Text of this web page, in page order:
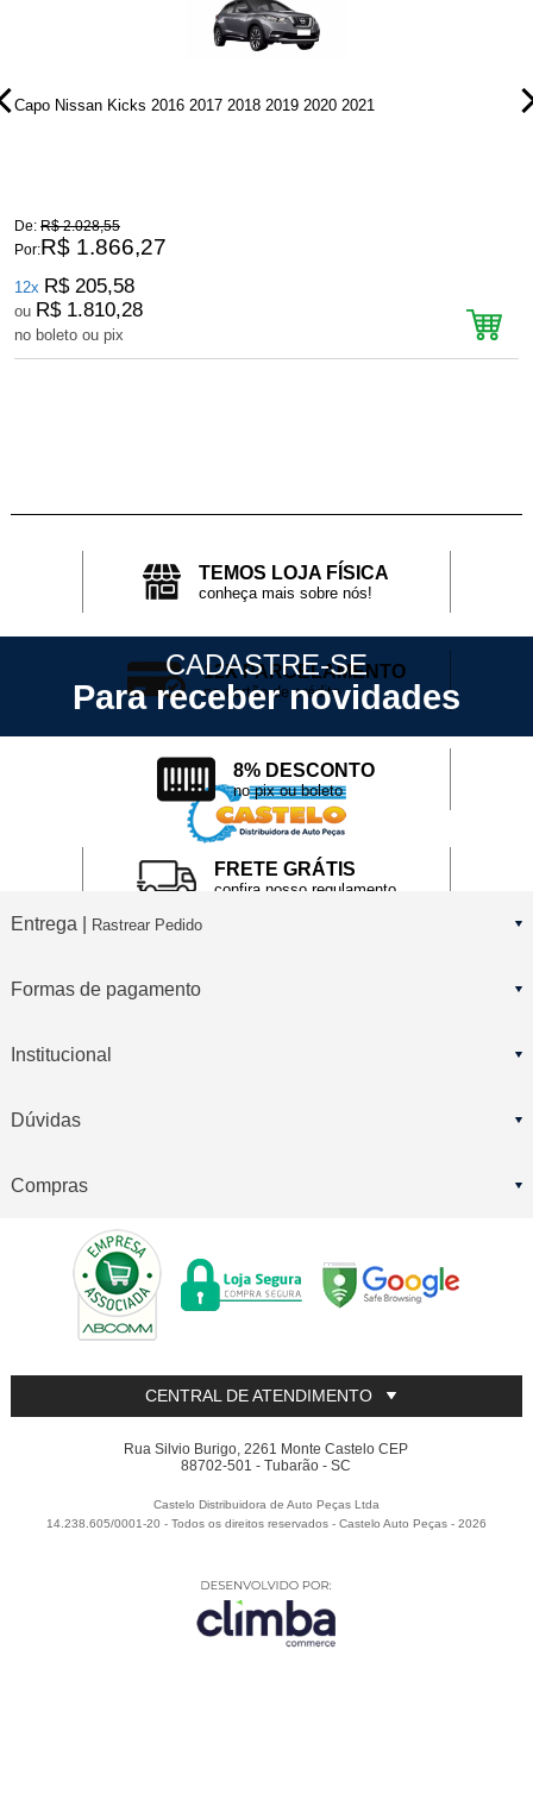
Capo Nissan Kicks 2016 2017 2018 2019 2020 2021
De: R$ 2.028,55
Por:R$ 1.866,27
12x R$ 205,58
ou R$ 1.810,28
no boleto ou pix
TEMOS LOJA FÍSICA
conheça mais sobre nós!
12X PARCELAMENTO
no cartão de crédito
8% DESCONTO
no pix ou boleto
FRETE GRÁTIS
confira nosso regulamento
CADASTRE-SE
Para receber novidades
Entrega | Rastrear Pedido
Formas de pagamento
Institucional
Dúvidas
Compras
CENTRAL DE ATENDIMENTO
Rua Silvio Burigo, 2261 Monte Castelo CEP
88702-501 - Tubarão - SC
Castelo Distribuidora de Auto Peças Ltda
14.238.605/0001-20 - Todos os direitos reservados -Castelo Auto Peças -2026